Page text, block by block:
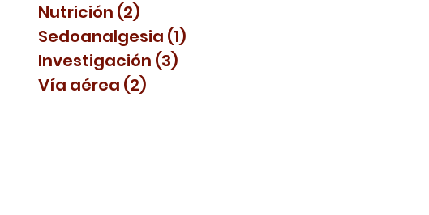
Nutrición (2)
Sedoanalgesia (1)
Investigación (3)
Vía aérea (2)